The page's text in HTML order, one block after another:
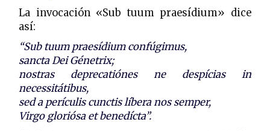
La invocación «Sub tuum praesídium» dice
así:
“Sub tuum praesídium confúgimus,
sancta Dei Génetrix;
nostras deprecatiónes ne despícias in
necessitátibus,
sed a perículis cunctis líbera nos semper,
Virgo gloriósa et benedícta”.